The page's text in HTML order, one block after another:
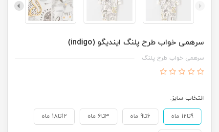
سرهمی خواب طرح پلنگ ایندیگو (indigo)
سرهمی خواب طرح پلنگ
انتخاب سایز:
9تا12 ماه 6تا9 ماه 3تا6 ماه 12تا18 ماه